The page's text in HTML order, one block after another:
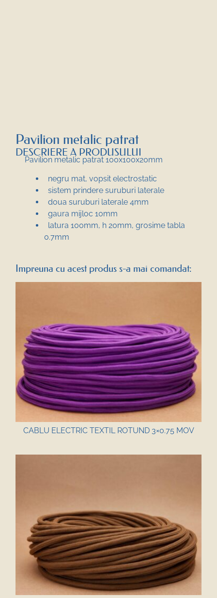
Pavilion metalic patrat
DESCRIERE A PRODUSULUI
Pavilion metalic patrat 100x100x20mm
negru mat, vopsit electrostatic
sistem prindere suruburi laterale
doua suruburi laterale 4mm
gaura mijloc 10mm
latura 100mm, h 20mm, grosime tabla
0.7mm
Impreuna cu acest produs s-a mai comandat:
CABLU ELECTRIC TEXTIL ROTUND 3×0.75 MOV